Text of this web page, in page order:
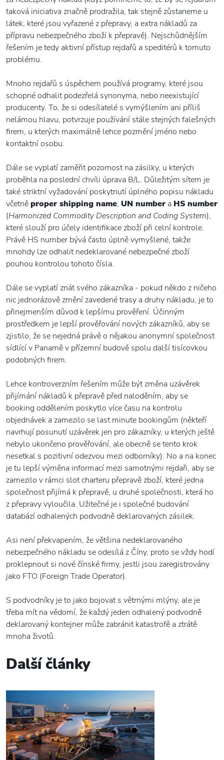
taková iniciativa značně prodražila, tak stejně zůstaneme u
látek, které jsou vyřazené z přepravy, a extra nákladů za
přípravu nebezpečného zboží k přepravě). Nejschůdnějším
řešením je tedy aktivní přístup rejdařů a speditérů k tomuto
problému.
Mnoho rejdařů s úspěchem používá programy, které jsou
schopné odhalit podezřelá synonyma, nebo neexistující
producenty. To, že si odesílatelé s vymýšlením ani příliš
nelámou hlavu, potvrzuje používání stále stejných falešných
firem, u kterých maximálně lehce pozmění jméno nebo
kontaktní osobu.
Dále se vyplatí zaměřit pozornost na zásilky, u kterých
proběhla na poslední chvíli úprava B/L. Důležitým sítem je
také striktní vyžadování poskytnutí úplného popisu nákladu
včetněproper shipping name, UN number a HS number
(Harmonized Commodity Description and Coding System),
které slouží pro účely identifikace zboží při celní kontrole.
Právě HS number bývá často úplně vymyšlené, takže
mnohdy lze odhalit nedeklarované nebezpečné zboží
pouhou kontrolou tohoto čísla.
Dále se vyplatí znát svého zákazníka - pokud někdo z ničeho
nic jednorázově změní zavedené trasy a druhy nákladu, je to
přinejmenším důvod k lepšímu prověření. Účinným
prostředkem je lepší prověřování nových zákazníků, aby se
zjistilo, že se nejedná právě o nějakou anonymní společnost
sídlící v Panamě v přízemní budově spolu další tisícovkou
podobných firem.
Lehce kontroverzním řešením může být změna uzávěrek
přijímání nákladů k přepravě před naloděním, aby se
booking oddělením poskytlo více času na kontrolu
objednávek a zamezilo se last minute bookingům (někteří
navrhují posunutí uzávěrek jen pro zákazníky, u kterých ještě
nebylo ukončeno prověřování, ale obecně se tento krok
nesetkal s pozitivní odezvou mezi odborníky). No a na konec
je tu lepší výměna informací mezi samotnými rejdaři, aby se
zamezilo v rámci slot charteru přepravě zboží, které jedna
společnost přijímá k přepravě, u druhé společnosti, která ho
z přepravy vyloučila. Užitečné je i společné budování
databází odhalených podvodně deklarovaných zásilek.
Asi není překvapením, že většina nedeklarovaného
nebezpečného nákladu se odesílá z Číny, proto se vždy hodí
proklepnout si nové čínské firmy, jestli jsou zaregistrovány
jako FTO (Foreign Trade Operator).
S podvodníky je to jako bojovat s větrnými mlýny, ale je
třeba mít na vědomí, že každý jeden odhalený podvodně
deklarovaný kontejner může zabránit katastrofě a ztrátě
mnoha životů.
Další články